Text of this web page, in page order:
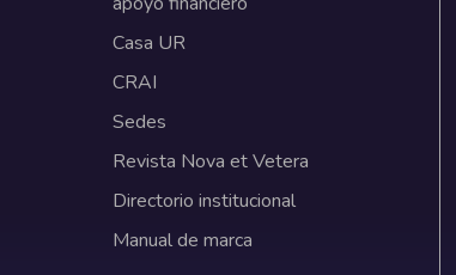
Casa UR
CRAI
Sedes
Revista Nova et Vetera
Directorio institucional
Manual de marca